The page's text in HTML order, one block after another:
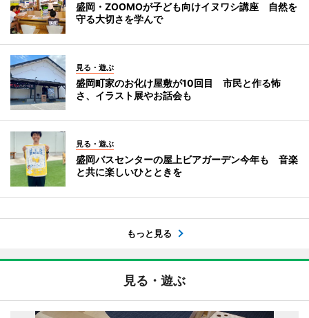
盛岡・ZOOMOが子ども向けイヌワシ講座 自然を
守る大切さを学んで
見る・遊ぶ
盛岡町家のお化け屋敷が10回目 市民と作る怖
さ、イラスト展やお話会も
見る・遊ぶ
盛岡バスセンターの屋上ビアガーデン今年も 音楽
と共に楽しいひとときを
もっと見る
見る・遊ぶ